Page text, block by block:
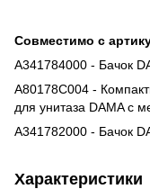
Совместимо с
A341784000 - Бачок
A80178C004 -
для унитаза DAMA с
A341782000 - Бачок
Характеристики